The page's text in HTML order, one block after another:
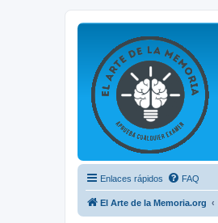
Enlaces rápidos FAQ
El Arte de la Memoria.org